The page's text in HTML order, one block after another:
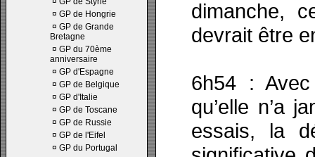
¤ GP de Hongrie
¤ GP de Grande
Bretagne
¤ GP du 70ème
anniversaire
¤ GP d'Espagne
¤ GP de Belgique
¤ GP d'Italie
¤ GP de Toscane
¤ GP de Russie
¤ GP de l'Eifel
¤ GP du Portugal
dimanche,
devrait être
6h54 :
qu’elle n’a
essais, la